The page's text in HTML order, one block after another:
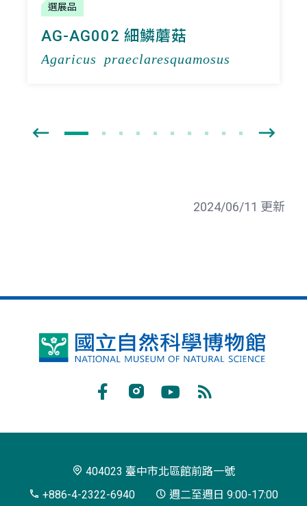
選展品
AG-AG002 細鱗蘑菇
Agaricus praeclaresquamosus
2024/06/11 更新
國
博
閱
404023 臺中市北區館前路一號
+886-4-2322-6940
週二至週日 9:00-17:00